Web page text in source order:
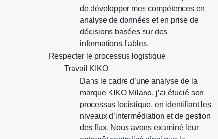
de développer mes compétences en
analyse de données et en prise de
décisions basées sur des
informations fiables.
Respecter le processus logistique
Travail KIKO
Dans le cadre d’une analyse de la
marque KIKO Milano, j’ai étudié son
processus logistique, en identifiant les
niveaux d’intermédiation et de gestion
des flux. Nous avons examiné leur